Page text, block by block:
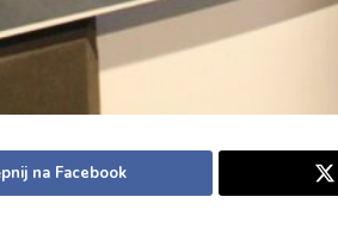
na Facebook